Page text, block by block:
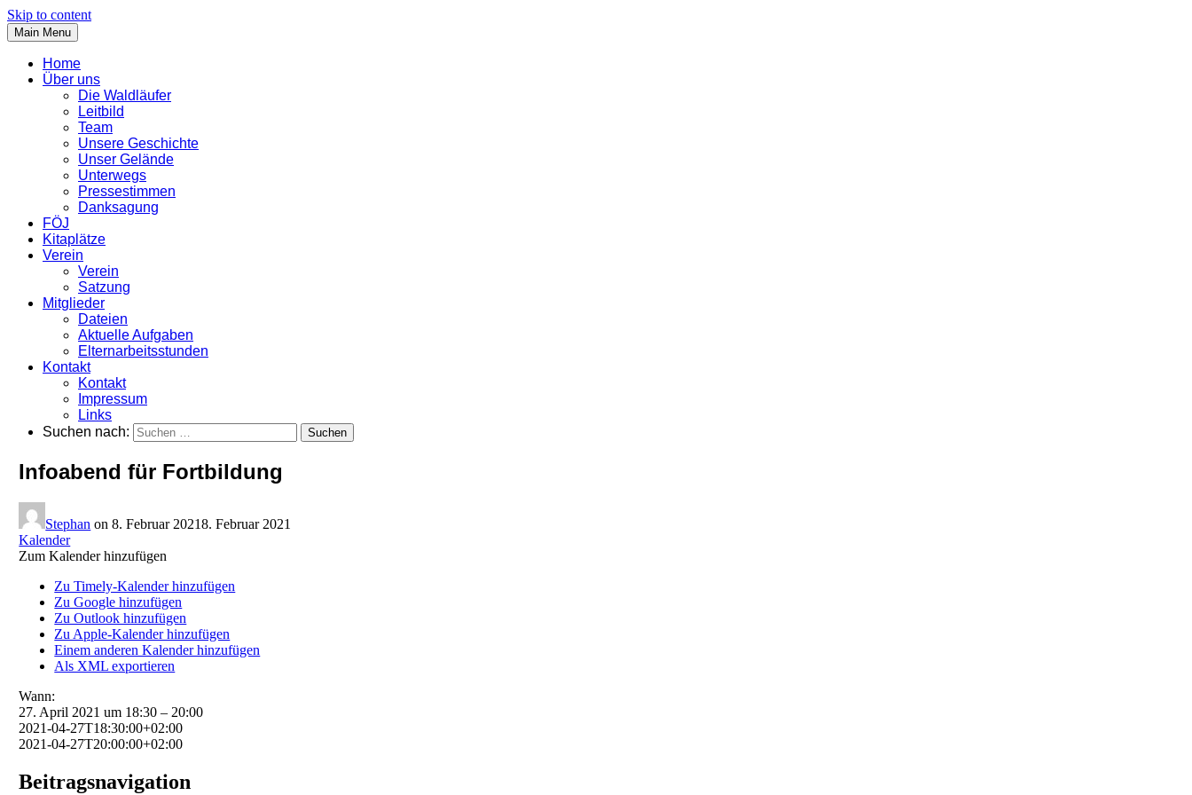
Skip to content
Main Menu
Home
Über uns
Die Waldläufer
Leitbild
Team
Unsere Geschichte
Unser Gelände
Unterwegs
Pressestimmen
Danksagung
FÖJ
Kitaplätze
Verein
Verein
Satzung
Mitglieder
Dateien
Aktuelle Aufgaben
Elternarbeitsstunden
Kontakt
Kontakt
Impressum
Links
Suchen nach:
Infoabend für Fortbildung
Stephan on8. Februar 20218. Februar 2021
Kalender
Zum Kalender hinzufügen
Zu Timely-Kalender hinzufügen
Zu Google hinzufügen
Zu Outlook hinzufügen
Zu Apple-Kalender hinzufügen
Einem anderen Kalender hinzufügen
Als XML exportieren
Wann:
27. April 2021 um 18:30 – 20:00
2021-04-27T18:30:00+02:00
2021-04-27T20:00:00+02:00
Beitragsnavigation